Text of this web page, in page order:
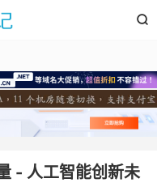

- 人工智能创新未